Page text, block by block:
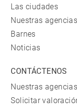
Las ciudades
Nuestras agencias
Barnes
Noticias
CONTÁCTENOS
Nuestras agencias
Solicitar